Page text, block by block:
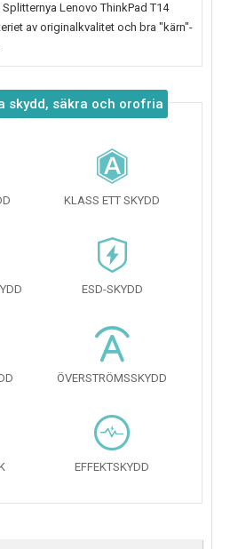
Lenovo ThinkPad T14
av originalkvalitet och bra "kärn"-
skydd, säkra och orofria
KLASS ETT SKYDD
ESD-SKYDD
ÖVERSTRÖMSSKYDD
EFFEKTSKYDD